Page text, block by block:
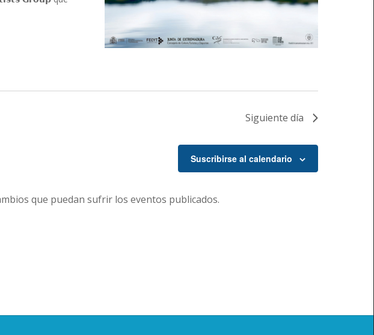
Siguiente día
Suscribirse al calendario
que puedan sufrir los eventos publicados.